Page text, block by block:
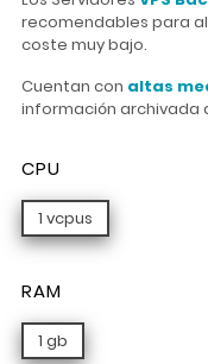
recomendables para
coste muy bajo.
Cuentan con altas
información archivada
CPU
1 vcpus
RAM
1 gb